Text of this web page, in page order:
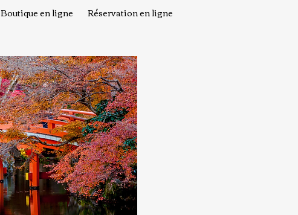
Boutique en ligne
Réservation en ligne